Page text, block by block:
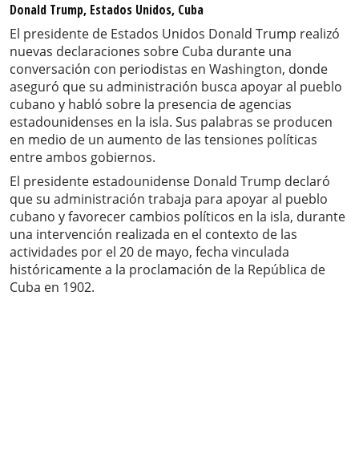
Donald Trump, Estados Unidos, Cuba
El presidente de Estados Unidos Donald Trump realizó
nuevas declaraciones sobre Cuba durante una
conversación con periodistas en Washington, donde
aseguró que su administración busca apoyar al pueblo
cubano y habló sobre la presencia de agencias
estadounidenses en la isla. Sus palabras se producen
en medio de un aumento de las tensiones políticas
entre ambos gobiernos.
El presidente estadounidense Donald Trump declaró
que su administración trabaja para apoyar al pueblo
cubano y favorecer cambios políticos en la isla, durante
una intervención realizada en el contexto de las
actividades por el 20 de mayo, fecha vinculada
históricamente a la proclamación de la República de
Cuba en 1902.